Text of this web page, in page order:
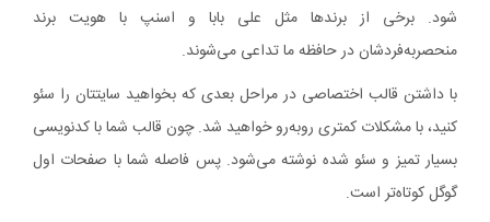
شود. برخی از برندها مثل علی بابا و اسنپ با هویت برند
منحصربه‌فردشان در حافظه ما تداعی می‌شوند.
با داشتن قالب اختصاصی در مراحل بعدی که بخواهید سایتتان را سئو
کنید، با مشکلات کمتری روبه‌رو خواهید شد. چون قالب شما با کدنویسی
بسیار تمیز و سئو شده نوشته می‌شود. پس فاصله شما با صفحات اول
گوگل کوتاه‌تر است.